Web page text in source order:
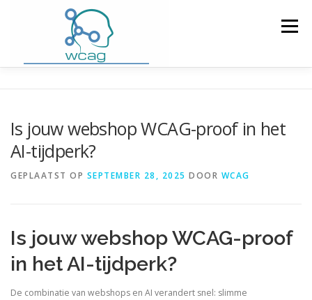
Menu
WCAG CHECKER / VALIDATOR
Is jouw webshop WCAG-proof in het
AI-tijdperk?
GEPLAATST OP SEPTEMBER 28, 2025 DOOR WCAG
Is jouw webshop WCAG-proof
in het AI-tijdperk?
De combinatie van webshops en AI verandert snel: slimme